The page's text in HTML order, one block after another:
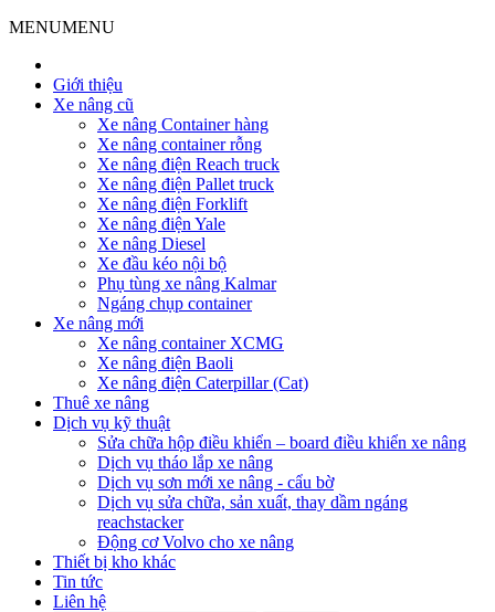
MENUMENU
Giới thiệu
Xe nâng cũ
Xe nâng Container hàng
Xe nâng container rỗng
Xe nâng điện Reach truck
Xe nâng điện Pallet truck
Xe nâng điện Forklift
Xe nâng điện Yale
Xe nâng Diesel
Xe đầu kéo nội bộ
Phụ tùng xe nâng Kalmar
Ngáng chụp container
Xe nâng mới
Xe nâng container XCMG
Xe nâng điện Baoli
Xe nâng điện Caterpillar (Cat)
Thuê xe nâng
Dịch vụ kỹ thuật
Sửa chữa hộp điều khiển – board điều khiển xe nâng
Dịch vụ tháo lắp xe nâng
Dịch vụ sơn mới xe nâng - cẩu bờ
Dịch vụ sửa chữa, sản xuất, thay dầm ngáng
reachstacker
Động cơ Volvo cho xe nâng
Thiết bị kho khác
Tin tức
Liên hệ